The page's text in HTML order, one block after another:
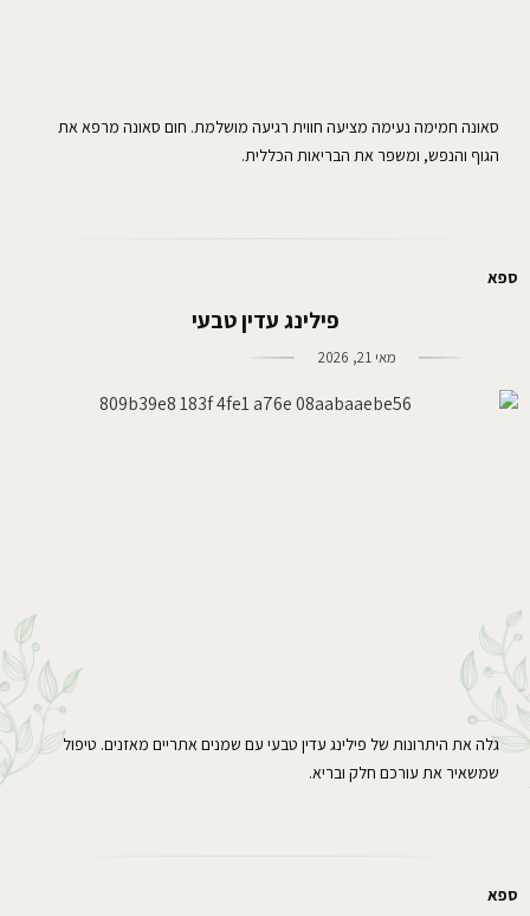
סאונה חמימה נעימה מציעה חווית רגיעה מושלמת. חום סאונה מרפא את
הגוף והנפש, ומשפר את הבריאות הכללית.
ספא
פילינג עדין טבעי
מאי 21, 2026
גלה את היתרונות של פילינג עדין טבעי עם שמנים אתריים מאזנים. טיפול
שמשאיר את עורכם חלק ובריא.
ספא